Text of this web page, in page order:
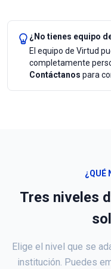
¿No tienes equipo
El equipo de Virtud
completamente
Contáctanos para
¿QUÉ
Tres niveles
Elige el nivel que se
institución. Puedes